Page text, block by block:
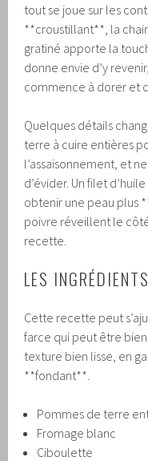
tout se joue sur les
**croustillant**, la
gratiné apporte la
donne envie d’y
commence à dorer et
Quelques détails
terre à cuire entières
l’assaisonnement, et
d’évider. Un filet
obtenir une peau plus
poivre réveillent le
recette.
LES INGRÉDIENTS
Cette recette peut
farce qui peut être
texture bien lisse, en
**fondant**.
Pommes de terre
Fromage blanc
Ciboulette